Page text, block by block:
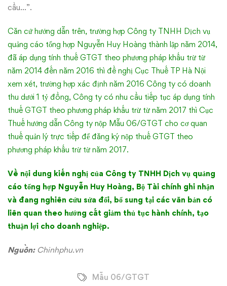
cầu…”.
Căn cứ hướng dẫn trên, trường hợp Công ty TNHH Dịch vụ
quảng cáo tổng hợp Nguyễn Huy Hoàng thành lập năm 2014,
đã áp dụng tính thuế GTGT theo phương pháp khấu trừ từ
năm 2014 đến năm 2016 thì đề nghị Cục Thuế TP Hà Nội
xem xét, trường hợp xác định năm 2016 Công ty có doanh
thu dưới 1 tỷ đồng, Công ty có nhu cầu tiếp tục áp dụng tính
thuế GTGT theo phương pháp khấu trừ từ năm 2017 thì Cục
Thuế hướng dẫn Công ty nộp Mẫu 06/GTGT cho cơ quan
thuế quản lý trực tiếp để đăng ký nộp thuế GTGT theo
phương pháp khấu trừ từ năm 2017.
Về nội dung kiến nghị của Công ty TNHH Dịch vụ quảng
cáo tổng hợp Nguyễn Huy Hoàng, Bộ Tài chính ghi nhận
và đang nghiên cứu sửa đổi, bổ sung tại các văn bản có
liên quan theo hướng cắt giảm thủ tục hành chính, tạo
thuận lợi cho doanh nghiệp.
Nguồn:Chinhphu.vn
Mẫu 06/GTGT